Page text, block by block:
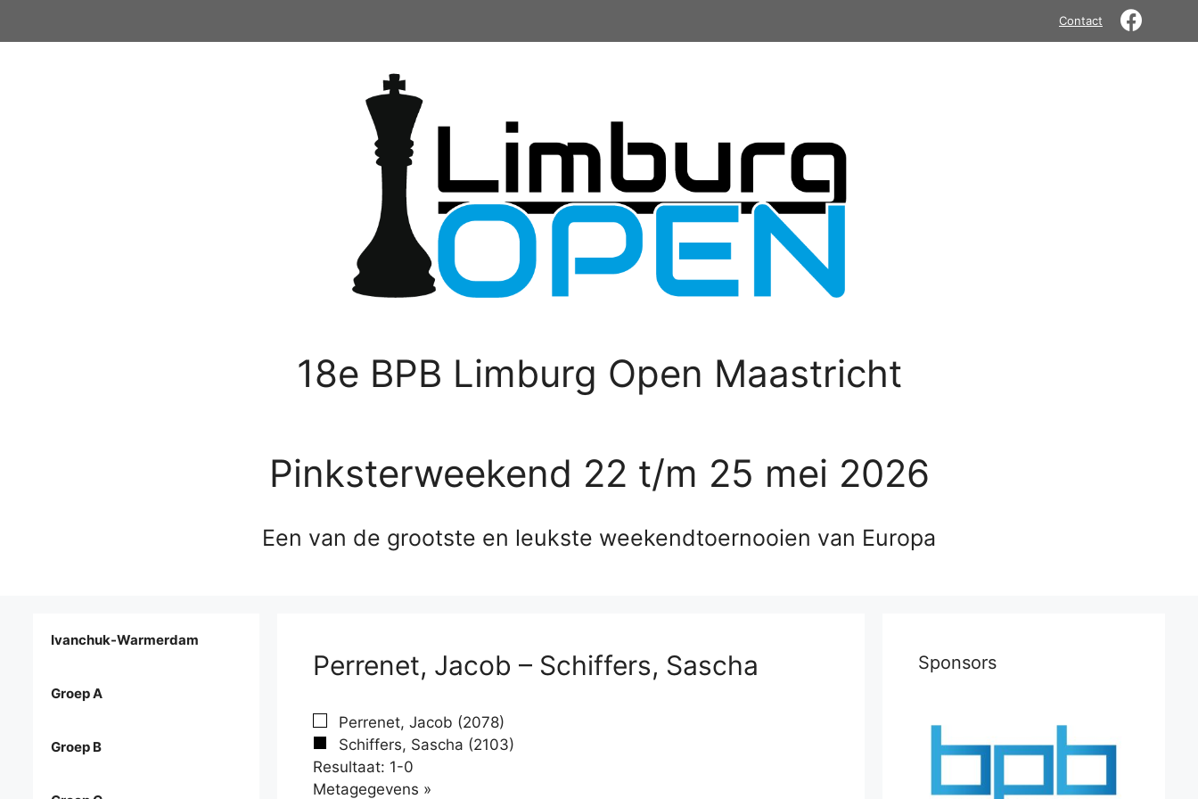
Contact
18e BPB Limburg Open Maastricht
Pinksterweekend 22 t/m 25 mei 2026
Een van de grootste en leukste weekendtoernooien van Europa
Perrenet, Jacob – Schiffers, Sascha
Perrenet, Jacob (2078)
Schiffers, Sascha (2103)
Resultaat: 1-0
Metagegevens »
Ivanchuk-Warmerdam
Groep A
Groep B
Sponsors